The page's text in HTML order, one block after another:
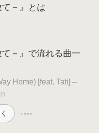
て－』とは
て－』で流れる曲一
Home) [feat. Tati] –